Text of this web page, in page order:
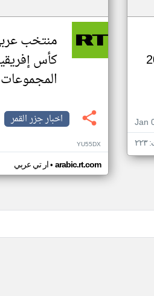
Jan
منتخب
المجموعات
اخبار جزر القمر
YU55DX
ار تي عربي• arabic.rt.com